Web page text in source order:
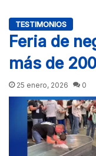
TESTIMONIOS
Feria de
más de
25 enero, 2026 0